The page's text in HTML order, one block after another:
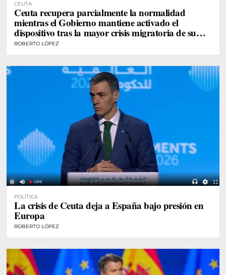
CEUTA
Ceuta recupera parcialmente la normalidad
mientras el Gobierno mantiene activado el
dispositivo tras la mayor crisis migratoria de su
historia
ROBERTO LÓPEZ
POLÍTICA
La crisis de Ceuta deja a España bajo presión en
Europa
ROBERTO LÓPEZ